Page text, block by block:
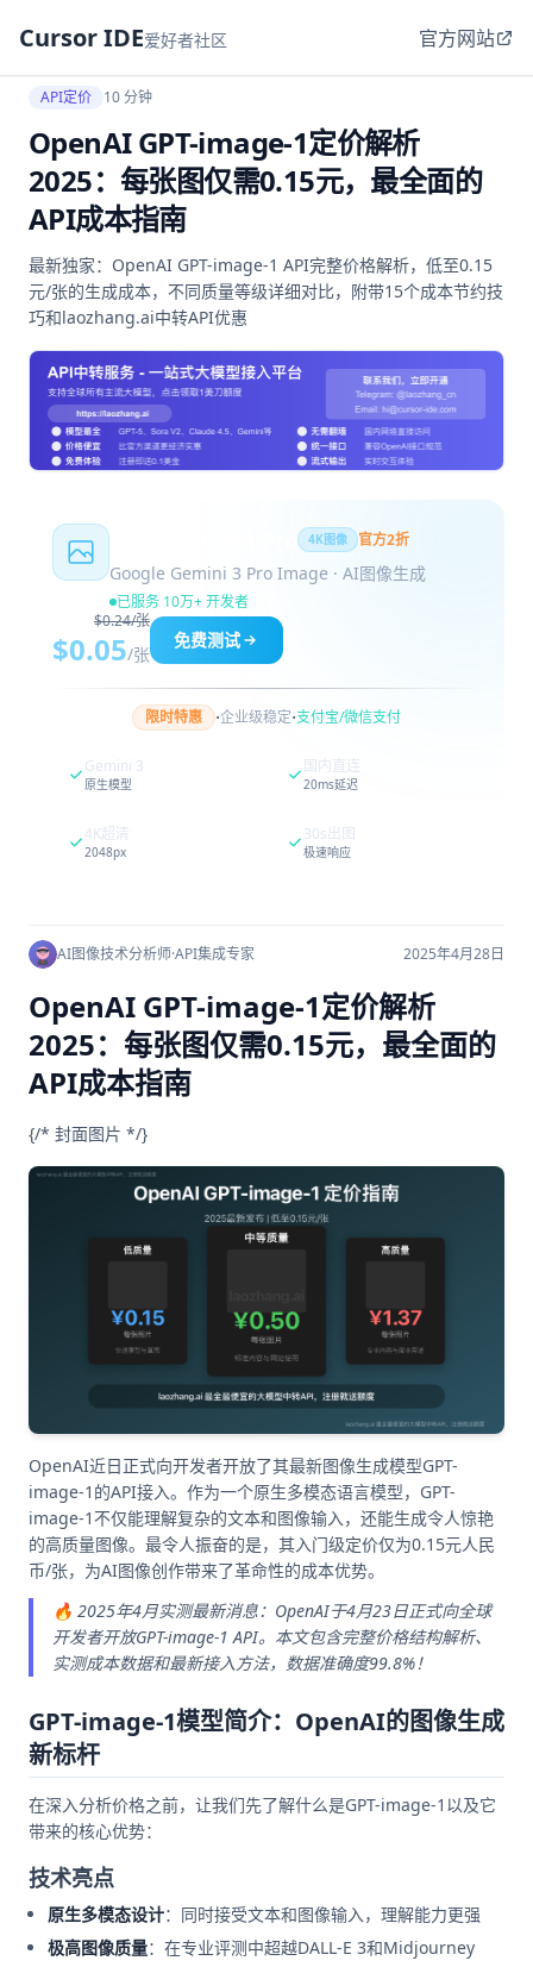
Cursor IDE爱好者社区 官方网站
API定价 10 分钟
OpenAI GPT-image-1定价解析
2025：每张图仅需0.15元，最全面的
API成本指南
最新独家：OpenAI GPT-image-1 API完整价格解析，低至0.15
元/张的生成成本，不同质量等级详细对比，附带15个成本节约技
巧和laozhang.ai中转API优惠
4K图像 官方2折
Google Gemini 3 Pro Image · AI图像生成
已服务 10万+ 开发者
$0.24/张
$0.05/张
免费测试
限时特惠 ·企业级稳定·支付宝/微信支付
Gemini 3
原生模型
国内直连
20ms延迟
4K超清
2048px
30s出图
极速响应
AI图像技术分析师·API集成专家 2025年4月28日
OpenAI GPT-image-1定价解析
2025：每张图仅需0.15元，最全面的
API成本指南
{/* 封面图片 */}
OpenAI近日正式向开发者开放了其最新图像生成模型GPT-
image-1的API接入。作为一个原生多模态语言模型，GPT-
image-1不仅能理解复杂的文本和图像输入，还能生成令人惊艳
的高质量图像。最令人振奋的是，其入门级定价仅为0.15元人民
币/张，为AI图像创作带来了革命性的成本优势。
🔥 2025年4月实测最新消息：OpenAI于4月23日正式向全球
开发者开放GPT-image-1 API。本文包含完整价格结构解析、
实测成本数据和最新接入方法，数据准确度99.8%！
GPT-image-1模型简介：OpenAI的图像生成
新标杆
在深入分析价格之前，让我们先了解什么是GPT-image-1以及它
带来的核心优势：
技术亮点
原生多模态设计：同时接受文本和图像输入，理解能力更强
极高图像质量：在专业评测中超越DALL-E 3和Midjourney